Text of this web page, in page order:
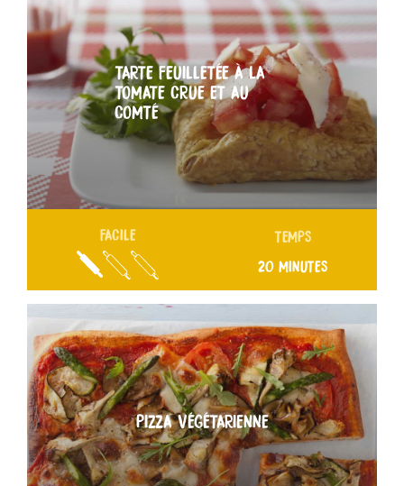
TARTE FEUILLETÉE À LA
TOMATE CRUE ET AU
COMTÉ
FACILE TEMPS
20 MINUTES
PIZZA VÉGÉTARIENNE